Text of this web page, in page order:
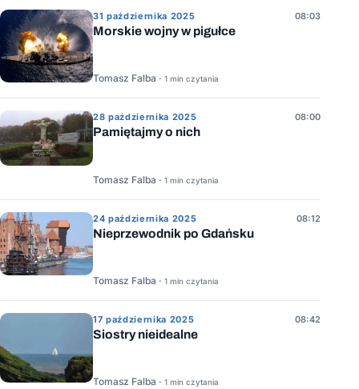
31 października 2025 08:03
Morskie wojny w pigułce
Tomasz Falba · 1 min czytania
28 października 2025 08:00
Pamiętajmy o nich
Tomasz Falba · 1 min czytania
24 października 2025 08:12
Nieprzewodnik po Gdańsku
Tomasz Falba · 1 min czytania
17 października 2025 08:42
Siostry nieidealne
Tomasz Falba · 1 min czytania